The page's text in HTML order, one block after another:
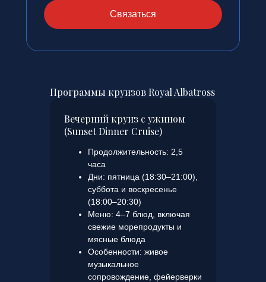
Связаться
Программы круизов Royal Albatross
Вечерний круиз с ужином
(Sunset Dinner Cruise)
Продолжительность: 2,5
часа
Дни: пятница (18:30–21:00),
суббота и воскресенье
(18:00–20:30)
Меню: 4–7 блюд, включая
свежие морепродукты и
мясные блюда
Особенности: живое
музыкальное
сопровождение, фейерверки